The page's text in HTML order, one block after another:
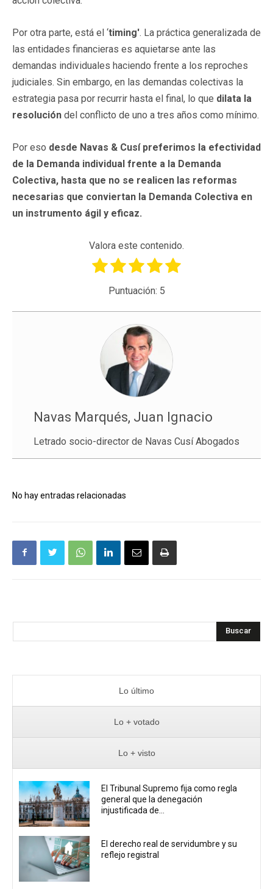
Por otra parte, está el ‘timing'. La práctica generalizada de
las entidades financieras es aquietarse ante las
demandas individuales haciendo frente a los reproches
judiciales. Sin embargo, en las demandas colectivas la
estrategia pasa por recurrir hasta el final, lo que dilata la
resolución del conflicto de uno a tres años como mínimo.
Por eso desde Navas & Cusí preferimos la efectividad
de la Demanda individual frente a la Demanda
Colectiva, hasta que no se realicen las reformas
necesarias que conviertan la Demanda Colectiva en
un instrumento ágil y eficaz.
Valora este contenido.
Puntuación: 5
Navas Marqués, Juan Ignacio
Letrado socio-director de Navas Cusí Abogados
No hay entradas relacionadas
Buscar
Lo último
Lo + votado
Lo + visto
El Tribunal Supremo fija como regla
general que la denegación
injustificada de...
El derecho real de servidumbre y su
reflejo registral